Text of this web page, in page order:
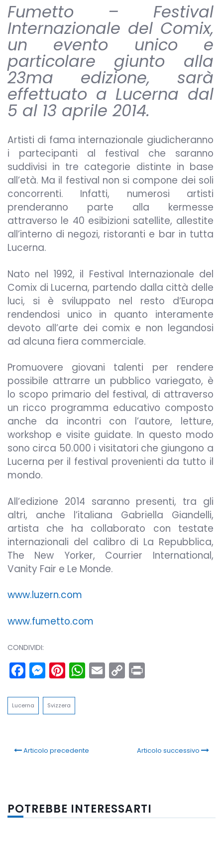
Fumetto – Festival
Internazionale del Comix,
un evento unico e
particolare giunto alla
23ma edizione, sarà
effettuato a Lucerna dal
5 al 13 aprile 2014.
Artisti di fama internazionale giudicheranno
i partecipanti al festival che saranno
suddivisi in tre categorie distinte in base
all’età. Ma il festival non si compone dei soli
concorrenti. Infatti, numerosi artisti
prenderanno parte alla kermesse
attraverso le 40 esibizioni satellite, allestite
all’interno di negozi, ristoranti e bar in tutta
Lucerna.
Nato nel 1992, il Festival Internazionale del
Comix di Lucerna, partendo dalla città delle
luci, si è sviluppato nel resto d’Europa
rendendosi unico in quanto interamente
devoto all’arte dei comix e non legandosi
ad alcuna fiera commerciale.
Promuovere giovani talenti per rendere
possibile attrarre un pubblico variegato, è
lo scopo primario del festival, di attraverso
un ricco programma educativo composto
anche da incontri con l’autore, letture,
workshop e visite guidate. In questo modo
sono circa 50.000 i visitatori che giungono a
Lucerna per il festival provenienti da tutto il
mondo.
All’edizione 2014 saranno presenti, tra gli
altri, anche l’italiana Gabriella Giandelli,
artista che ha collaborato con testate
internazionali del calibro di La Repubblica,
The New Yorker, Courrier International,
Vanity Fair e Le Monde.
www.luzern.com
www.fumetto.com
CONDIVIDI:
Facebook
Messenger
Pinterest
WhatsApp
Email
Copy
Link
Lucerna Svizzera
Articolo precedente Articolo successivo
POTREBBE INTERESSARTI